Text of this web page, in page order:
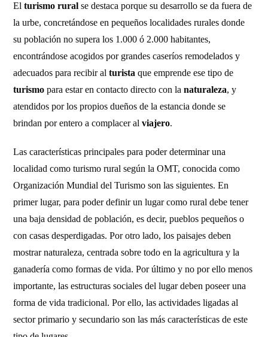
Elturismo rural se destaca porque su desarrollo se da fuera de
la urbe, concretándose en pequeños localidades rurales donde
su población no supera los 1.000 ó 2.000 habitantes,
encontrándose acogidos por grandes caseríos remodelados y
adecuados para recibir alturista que emprende ese tipo de
turismo para estar en contacto directo con lanaturaleza, y
atendidos por los propios dueños de la estancia donde se
brindan por entero a complacer alviajero.
Las características principales para poder determinar una
localidad como turismo rural según la OMT, conocida como
Organización Mundial del Turismo son las siguientes. En
primer lugar, para poder definir un lugar como rural debe tener
una baja densidad de población, es decir, pueblos pequeños o
con casas desperdigadas. Por otro lado, los paisajes deben
mostrar naturaleza, centrada sobre todo en la agricultura y la
ganadería como formas de vida. Por último y no por ello menos
importante, las estructuras sociales del lugar deben poseer una
forma de vida tradicional. Por ello, las actividades ligadas al
sector primario y secundario son las más características de este